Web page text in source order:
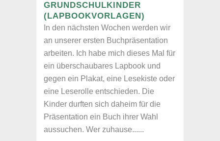
GRUNDSCHULKINDER
(LAPBOOKVORLAGEN)
In den nächsten Wochen werden wir
an unserer ersten Buchpräsentation
arbeiten. Ich habe mich dieses Mal für
ein überschaubares Lapbook und
gegen ein Plakat, eine Lesekiste oder
eine Leserolle entschieden. Die
Kinder durften sich daheim für die
Präsentation ein Buch ihrer Wahl
aussuchen. Wer zuhause......